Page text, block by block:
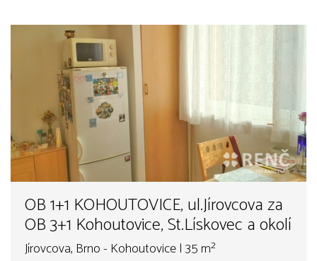
OB 1+1 KOHOUTOVICE, ul.Jírovcova za
OB 3+1 Kohoutovice, St.Lískovec a okolí
Jírovcova, Brno - Kohoutovice | 35 m²